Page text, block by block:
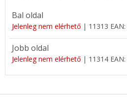
Bal oldal
Jelenleg nem elérhető | 11313 EAN:
Jobb oldal
Jelenleg nem elérhető | 11314 EAN:
L